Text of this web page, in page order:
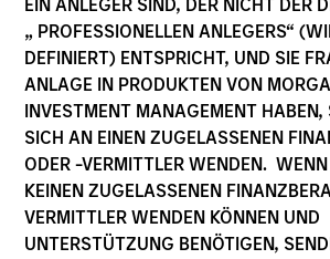
EIN ANLEGER SIND, DER NICHT DER
„ PROFESSIONELLEN ANLEGERS“
DEFINIERT) ENTSPRICHT, UND SIE
ANLAGE IN PRODUKTEN VON
INVESTMENT MANAGEMENT HABEN,
SICH AN EINEN ZUGELASSENEN
ODER -VERMITTLER WENDEN.
KEINEN ZUGELASSENEN
VERMITTLER WENDEN KÖNNEN UND
UNTERSTÜTZUNG BENÖTIGEN,
Strategies
Our experienced, well-resourced
managing mortgage and securitized
back to 1984. We invest across the